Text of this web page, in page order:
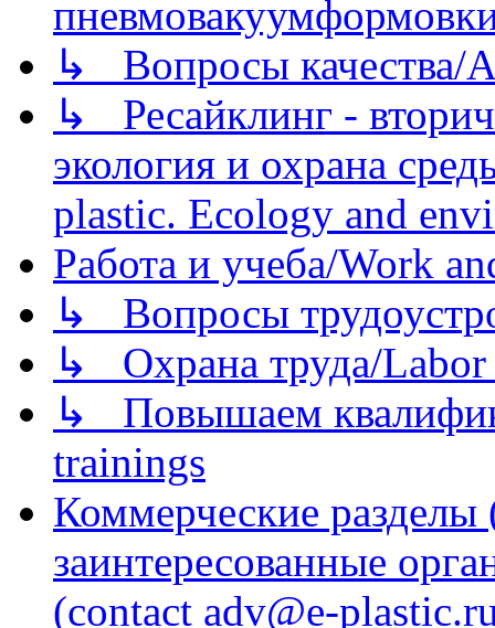
↳ Вопросы качества/
↳ Ресайклинг -
экология и охрана
plastic. Ecology and
Работа и учеба/Work
↳ Вопросы
↳ Охрана труда/Labor
↳ Повышаем
trainings
Коммерческие
заинтересованные
(contact adv@e-